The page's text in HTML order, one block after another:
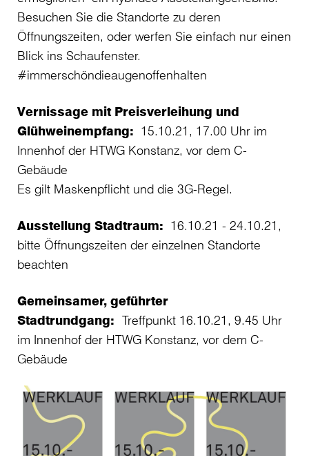
Besuchen Sie die Standorte zu deren
Öffnungszeiten, oder werfen Sie einfach nur einen
Blick ins Schaufenster.
#immerschöndieaugenoffenhalten
Vernissage mit Preisverleihung und
Glühweinempfang: 15.10.21, 17.00 Uhr im
Innenhof der HTWG Konstanz, vor dem C-
Gebäude
Es gilt Maskenpflicht und die 3G-Regel.
Ausstellung Stadtraum: 16.10.21 - 24.10.21,
bitte Öffnungszeiten der einzelnen Standorte
beachten
Gemeinsamer, geführter
Stadtrundgang: Treffpunkt 16.10.21, 9.45 Uhr
im Innenhof der HTWG Konstanz, vor dem C-
Gebäude